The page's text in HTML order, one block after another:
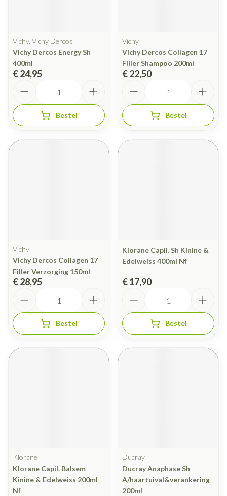
Vichy, Vichy Dercos
Vichy Dercos Energy Sh
400ml
€ 24,95
Bestel
Vichy
Vichy Dercos Collagen 17
Filler Shampoo 200ml
€ 22,50
Bestel
Vichy
Vichy Dercos Collagen 17
Filler Verzorging 150ml
€ 28,95
Bestel
Klorane Capil. Sh Kinine &
Edelweiss 400ml Nf
€ 17,90
Bestel
Klorane
Klorane Capil. Balsem
Kinine & Edelweiss 200ml
Nf
Ducray
Ducray Anaphase Sh
A/haartuival&verankering
200ml